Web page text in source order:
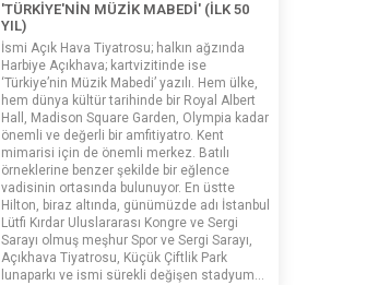
'TÜRKİYE'NİN MÜZİK MABEDİ' (İLK 50
YIL)
İsmi Açık Hava Tiyatrosu; halkın ağzında
Harbiye Açıkhava; kartvizitinde ise
‘Türkiye’nin Müzik Mabedi’ yazılı. Hem ülke,
hem dünya kültür tarihinde bir Royal Albert
Hall, Madison Square Garden, Olympia kadar
önemli ve değerli bir amfitiyatro. Kent
mimarisi için de önemli merkez. Batılı
örneklerine benzer şekilde bir eğlence
vadisinin ortasında bulunuyor. En üstte
Hilton, biraz altında, günümüzde adı İstanbul
Lütfi Kırdar Uluslararası Kongre ve Sergi
Sarayı olmuş meşhur Spor ve Sergi Sarayı,
Açıkhava Tiyatrosu, Küçük Çiftlik Park
lunaparkı ve ismi sürekli değişen stadyum…